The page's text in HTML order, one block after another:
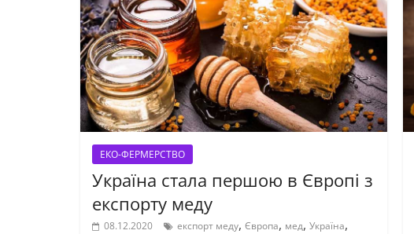
ЕКО-ФЕРМЕРСТВО
Україна стала першою в Європі з
експорту меду
08.12.2020 експорт меду, Європа, мед, Україна,